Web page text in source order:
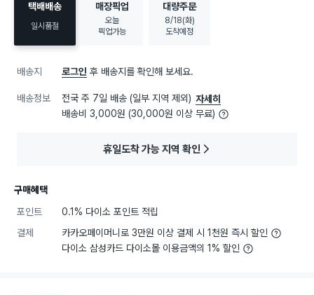
택배배송
일시품절
매장픽업
오늘
픽업가능
대량주문
8/18(화)
도착예정
배송지 로그인 후 배송지를 확인해 보세요.
배송정보 전국 주 7일 배송 (일부 지역 제외) 자세히
배송비 3,000원 (30,000원 이상 무료)
휴일도착 가능 지역 확인
구매혜택
포인트
0.1% 다이소 포인트 적립
결제
카카오페이머니로 3만원 이상 결제 시 1천원 즉시 할인
다이소 삼성카드 다이소몰 이용금액의 1% 할인